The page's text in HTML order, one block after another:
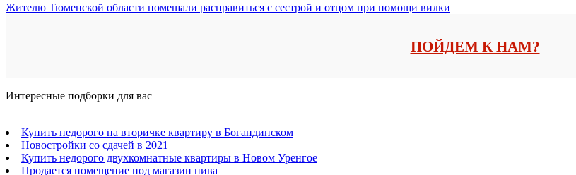
Жителю Тюменской области помешали расправиться с сестрой и отцом при помощи вилки
ПОЙДЕМ К НАМ?
Интересные подборки для вас
Купить недорого на вторичке квартиру в Богандинском
Новостройки со сдачей в 2021
Купить недорого двухкомнатные квартиры в Новом Уренгое
Продается помещение под магазин пива